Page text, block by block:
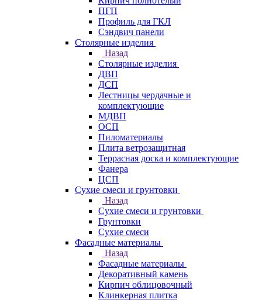
ПГП
Профиль для ГКЛ
Сэндвич панели
Столярные изделия
Назад
Столярные изделия
ДВП
ДСП
Лестницы чердачные и
комплектующие
МДВП
ОСП
Пиломатериалы
Плита ветрозащитная
Террасная доска и комплектующие
Фанера
ЦСП
Сухие смеси и грунтовки
Назад
Сухие смеси и грунтовки
Грунтовки
Сухие смеси
Фасадные материалы
Назад
Фасадные материалы
Декоративный камень
Кирпич облицовочный
Клинкерная плитка